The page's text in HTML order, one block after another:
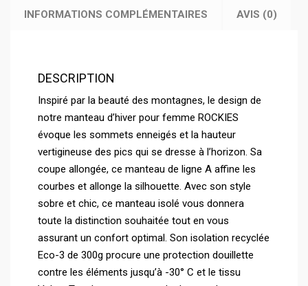
INFORMATIONS COMPLÉMENTAIRES AVIS (0)
DESCRIPTION
Inspiré par la beauté des montagnes, le design de
notre manteau d’hiver pour femme ROCKIES
évoque les sommets enneigés et la hauteur
vertigineuse des pics qui se dresse à l’horizon. Sa
coupe allongée, ce manteau de ligne A affine les
courbes et allonge la silhouette. Avec son style
sobre et chic, ce manteau isolé vous donnera
toute la distinction souhaitée tout en vous
assurant un confort optimal. Son isolation recyclée
Eco-3 de 300g procure une protection douillette
contre les éléments jusqu’à -30° C et le tissu